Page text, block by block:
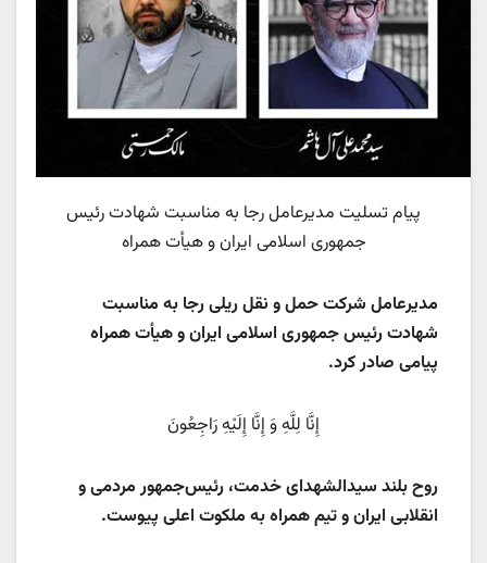
پیام تسلیت مدیرعامل رجا به مناسبت شهادت رئیس
جمهوری اسلامی ایران و هیأت همراه
مدیرعامل شرکت حمل و نقل ریلی رجا به مناسبت
شهادت رئیس جمهوری اسلامی ایران و هیأت همراه
پیامی صادر کرد.
إِنَّا لِلَّهِ وَ إِنَّا إِلَیْهِ رَاجِعُونَ
روح بلند سیدالشهدای خدمت، رئیس‌جمهور مردمی و
انقلابی ایران و تیم همراه به ملکوت اعلی پیوست.